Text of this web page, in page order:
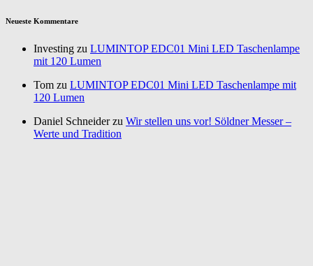
Neueste Kommentare
Investing zu LUMINTOP EDC01 Mini LED Taschenlampe
mit 120 Lumen
Tom zu LUMINTOP EDC01 Mini LED Taschenlampe mit
120 Lumen
Daniel Schneider zu Wir stellen uns vor! Söldner Messer –
Werte und Tradition